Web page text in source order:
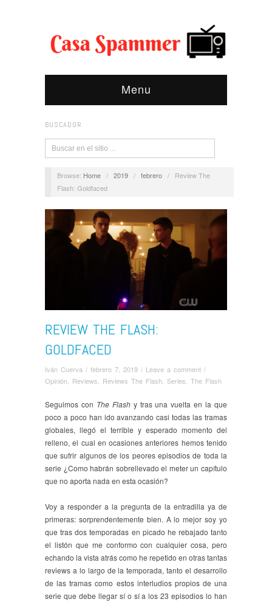
Menu
BUSCADOR
Browse: Home / 2019 / febrero /
Review The
Flash: Goldfaced
REVIEW THE FLASH:
GOLDFACED
Iván Cuerva / febrero 7, 2019 / Leave a comment /
Opinión
Reviews Reviews The Flash Series The Flash
Seguimos con The Flash y tras una vuelta en la que
poco a poco han ido avanzando casi todas las tramas
globales, llegó el terrible y esperado momento del
relleno, el cual en ocasiones anteriores hemos tenido
que sufrir algunos de los peores episodios de toda la
serie ¿Como habrán sobrellevado el meter un capítulo
que no aporta nada en esta ocasión?
Voy a responder a la pregunta de la entradilla ya de
primeras: sorprendentemente bien. A lo mejor soy yo
que tras dos temporadas en picado he rebajado tanto
el listón que me conformo con cualquier cosa, pero
echando la vista atrás como he repetido en otras tantas
reviews a lo largo de la temporada, tanto el desarrollo
de las tramas como estos interludios propios de una
serie que debe llegar sí o sí a los 23 episodios lo han